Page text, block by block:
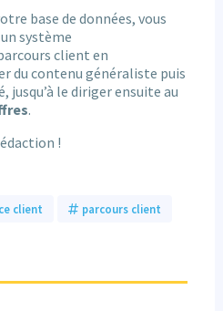
base de données, vous
système
client en
du contenu généraliste puis
jusqu’à le diriger ensuite au
.
!
client parcours client